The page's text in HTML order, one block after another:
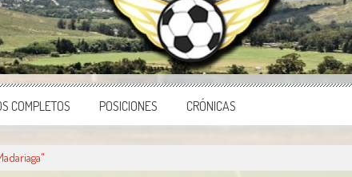
del país.
COMPLETOS POSICIONES CRÓNICAS